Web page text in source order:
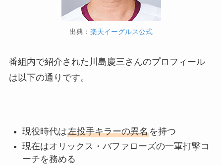
出典： 楽天イーグルス公式
番組内で紹介された川島慶三さんのプロフィール
は以下の通りです。
現役時代は左投手キラーの異名を持つ
現在はオリックス・バファローズの一軍打撃コ
ーチを務める